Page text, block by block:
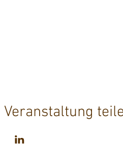
Veranstaltung